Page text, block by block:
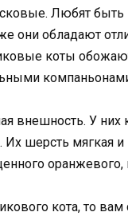
Любят быть
они обладают
коты
внешность. У
шерсть мягкая и
кота, то вам